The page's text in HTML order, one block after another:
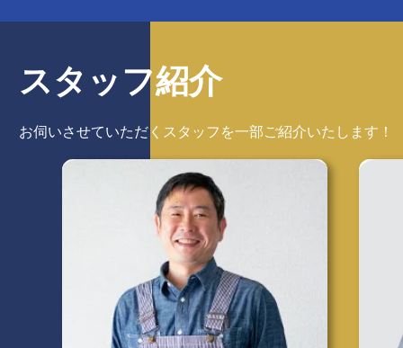
スタッフ紹介
お伺いさせていただくスタッフを一部ご紹介いたします！